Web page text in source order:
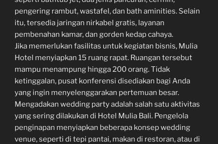
pengering rambut, wastafel, dan bath aminities. Selain
itu, tersedia jaringan nirkabel gratis, layanan
pembenahan kamar, dan gorden kedap cahaya.
Jika memerlukan fasilitas untuk kegiatan bisnis, Mulia
Hotel menyiapkan 15 ruang rapat. Ruangan tersebut
mampu menampung hingga 200 orang. Tidak
ketinggalan, pusat konferensi disediakan bagi Anda
yang ingin menyelenggarakan pertemuan besar.
Mengadakan wedding party adalah salah satu aktivitas
yang sering dilakukan di Hotel Mulia Bali. Pengelola
penginapan menyiapkan beberapa konsep wedding
venue, seperti di tepi pantai, makan di restoran, atau di